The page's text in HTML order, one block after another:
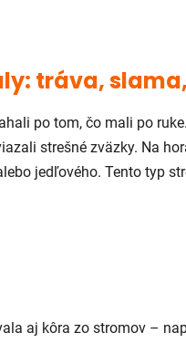
tráva,
po tom, čo mali po
strešné zväzky. Na
jedľového. Tento typ
aj kôra zo stromov –